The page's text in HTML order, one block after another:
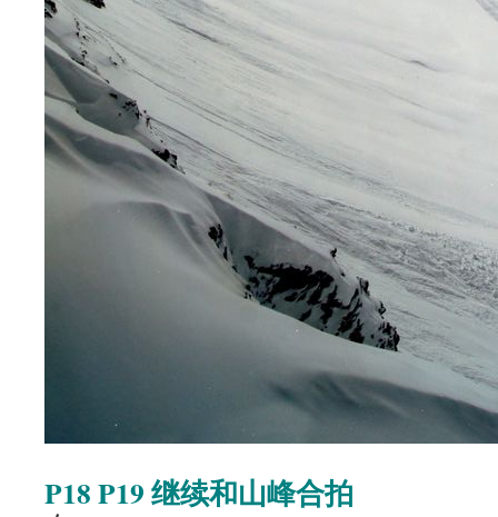
P18 P19 继续和山峰合拍